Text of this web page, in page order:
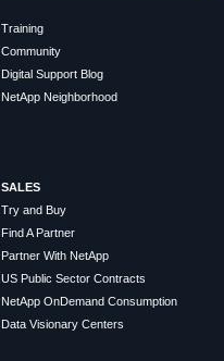
Training
Community
Digital Support Blog
NetApp Neighborhood
SALES
Try and Buy
Find A Partner
Partner With NetApp
US Public Sector Contracts
NetApp OnDemand Consumption
Data Visionary Centers